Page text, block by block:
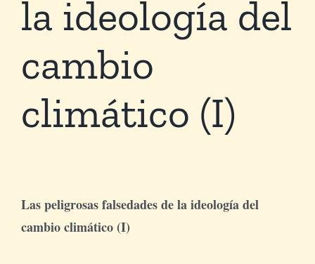
Boletín Electrónico
Media
Tienda Virtual
Cómo Donar
la ideología del
cambio
climático (I)
Las peligrosas falsedades de la ideología del
cambio climático (I)